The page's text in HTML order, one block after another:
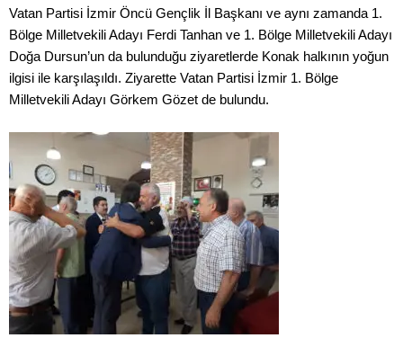
Vatan Partisi İzmir Öncü Gençlik İl Başkanı ve aynı zamanda 1.
Bölge Milletvekili Adayı Ferdi Tanhan ve 1. Bölge Milletvekili Adayı
Doğa Dursun’un da bulunduğu ziyaretlerde Konak halkının yoğun
ilgisi ile karşılaşıldı. Ziyarette Vatan Partisi İzmir 1. Bölge
Milletvekili Adayı Görkem Gözet de bulundu.